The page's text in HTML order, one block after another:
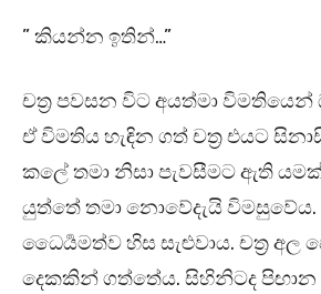
” කියන්න ඉතින්…”
චත්‍ර පවසන විට අයත්මා විමතියෙන්
ඒ විමතිය හැඳින ගත් චත්‍ර එයට
කලේ තමා නිසා පැවසීමට ඇති
යුත්තේ තමා නොවේදැයි විමසුවේය.
ධෛර්‍යමත්ව හිස සැළුවාය. චත්‍ර
දෙකකින් ගත්තේය. සිහිනිටද පිඟාන